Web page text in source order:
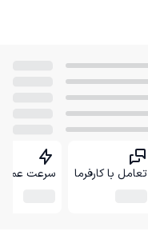
تعامل با کارفرما سرعت عمل